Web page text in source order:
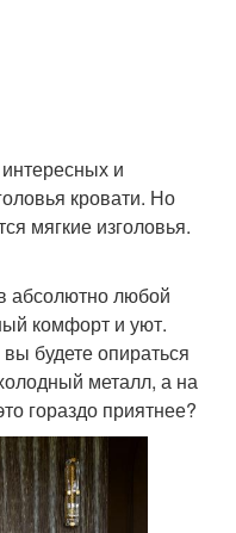
и
кровати. Но
мягкие изголовья.
абсолютно любой
комфорт и уют.
будете опираться
металл, а на
гораздо приятнее?